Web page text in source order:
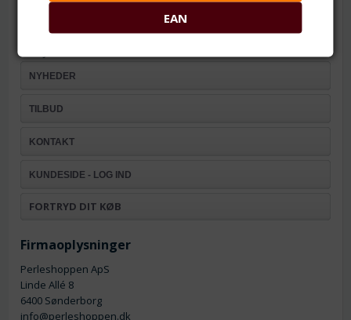
Om os
NYHEDER
TILBUD
KONTAKT
KUNDESIDE - LOG IND
FORTRYD DIT KØB
Firmaoplysninger
Perleshoppen ApS
Linde Allé 8
6400 Sønderborg
info@perleshoppen.dk
EAN